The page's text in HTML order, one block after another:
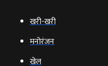
खरी-खरी
मनोरंजन
खेल